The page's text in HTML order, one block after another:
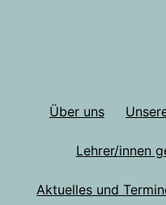
Über uns
Lehrer/innen
Aktuelles und